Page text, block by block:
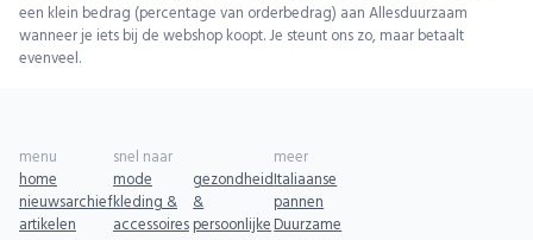
een klein bedrag (percentage van orderbedrag) aan Allesduurzaam
wanneer je iets bij de webshop koopt. Je steunt ons zo, maar betaalt
evenveel.
menu
home
nieuwsarchief
artikelen
snel naar
mode
kleding &
accessoires
gezondheid
&
persoonlijke
meer
Italiaanse
pannen
Duurzame